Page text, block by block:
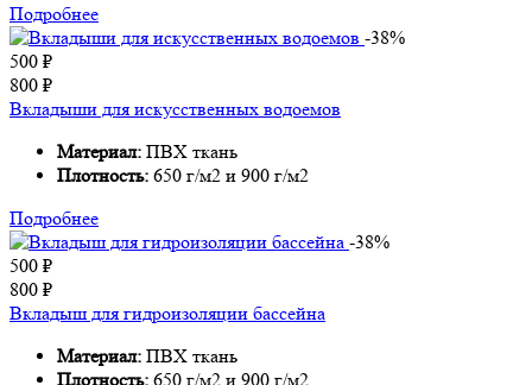
Подробнее
-38%
500 ₽
800 ₽
Вкладыши для искусственных водоемов
Материал: ПВХ ткань
Плотность: 650 г/м2 и 900 г/м2
Подробнее
-38%
500 ₽
800 ₽
Вкладыш для гидроизоляции бассейна
Материал: ПВХ ткань
Плотность: 650 г/м2 и 900 г/м2